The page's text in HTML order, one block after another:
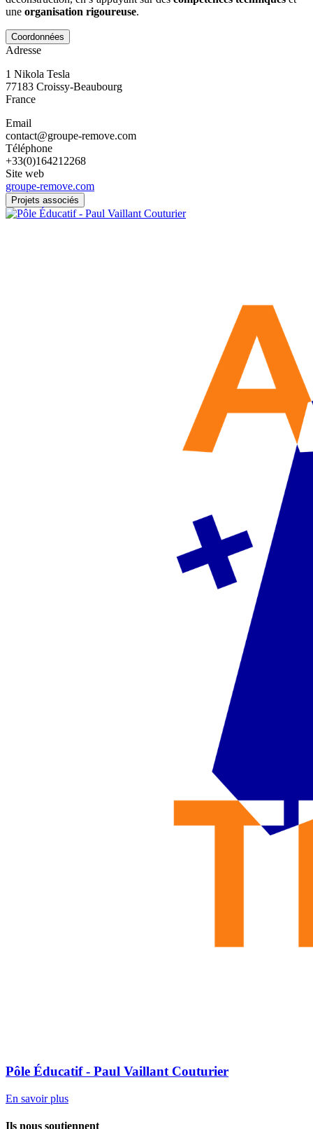
une organisation rigoureuse.
Coordonnées
Adresse
1 Nikola Tesla
77183 Croissy-Beaubourg
France
Email
contact@groupe-remove.com
Téléphone
+33(0)164212268
Site web
groupe-remove.com
Projets associés
Pôle Éducatif - Paul Vaillant Couturier
En savoir plus
Ils nous soutiennent